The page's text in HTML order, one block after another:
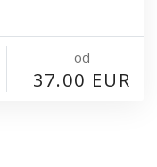
od
37.00 EUR